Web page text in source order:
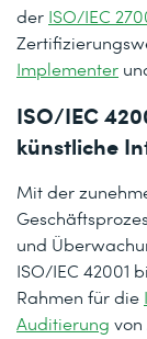
der ISO/IEC
Implementer
ISO/IEC
künstliche
Mit der
und
ISO/IEC 42001
Rahmen für die
Auditierung